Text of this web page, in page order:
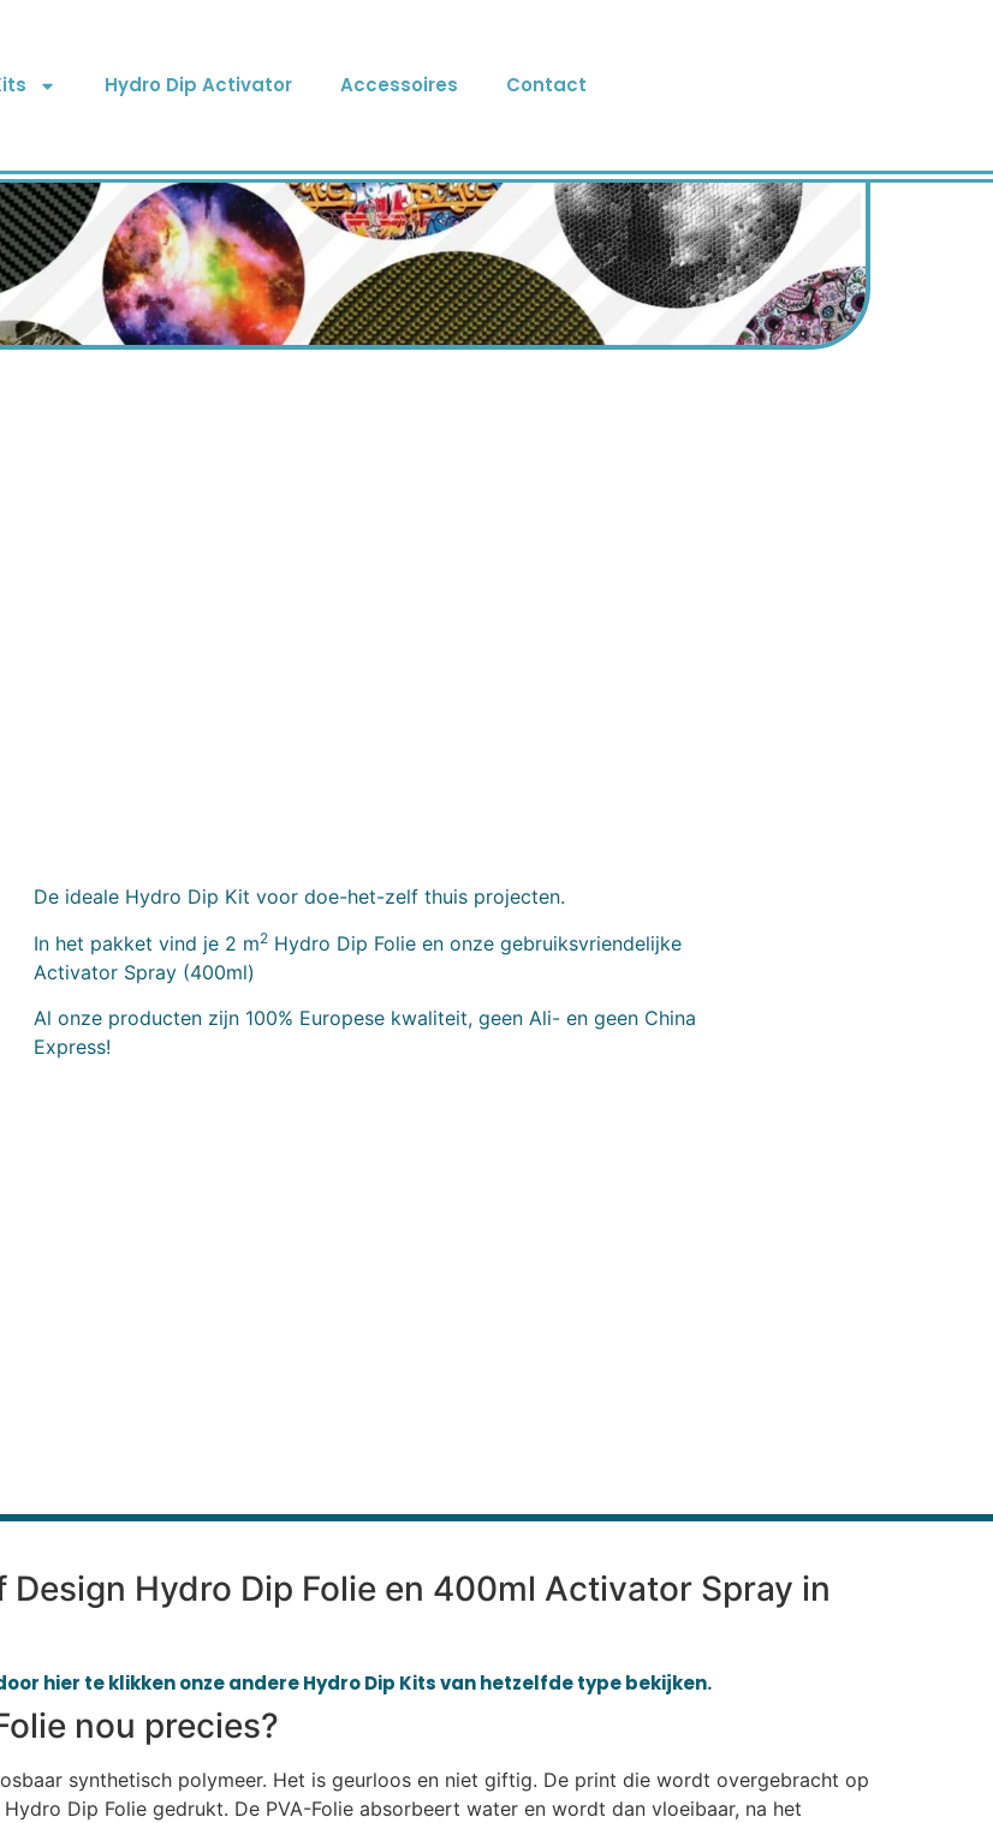
Hydro Dip Activator Accessoires Contact
De ideale Hydro Dip Kit voor doe-het-zelf thuis projecten.
In het pakket vind je 2 m2Hydro Dip Folie en onze gebruiksvriendelijke
Activator Spray (400ml)
Al onze producten zijn 100% Europese kwaliteit, geen Ali- en geen China
Express!
Hydro Dip Folie en 400ml Activator Spray in
hier te klikken onze andere Hydro Dip Kits van hetzelfde type bekijken.
nou precies?
synthetisch polymeer. Het is geurloos en niet giftig. De print die wordt overgebracht op
Dip Folie gedrukt. De PVA-Folie absorbeert water en wordt dan vloeibaar, na het